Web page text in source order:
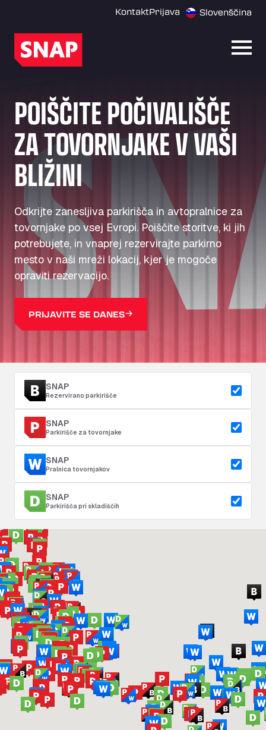
KontaktPrijava Slovenščina
POIŠČITE POČIVALIŠČE
ZA TOVORNJAKE V VAŠI
BLIŽINI
Odkrijte zanesljiva parkirišča in avtopralnice za
tovornjake po vsej Evropi. Poiščite storitve, ki jih
potrebujete, in vnaprej rezervirajte parkirno
mesto v naši mreži lokacij, kjer je mogoče
opraviti rezervacijo.
PRIJAVITE SE DANES
SNAP
Rezervirano parkirišče
SNAP
Parkirišče za tovornjake
SNAP
Pralnica tovornjakov
SNAP
Parkirišča pri skladiščih